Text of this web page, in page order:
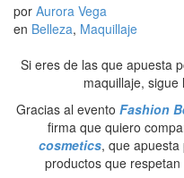
por Aurora Vega
en Belleza, Maquillaje
Si eres de las que apuesta
maquillaje,
Gracias al evento Fashion
firma que quiero
cosmetics, que apuesta
productos que